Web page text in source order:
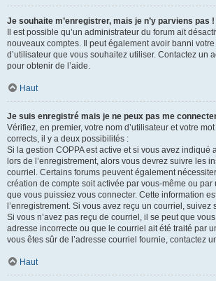
Je souhaite m’enregistrer, mais je n’y parviens pas !
Il est possible qu’un administrateur du forum ait
nouveaux comptes. Il peut également avoir banni
d’utilisateur que vous souhaitez utiliser. Contactez un
pour obtenir de l’aide.
Haut
Je suis enregistré mais je ne peux pas me
Vérifiez, en premier, votre nom d’utilisateur et votre
corrects, il y a deux possibilités :
Si la gestion COPPA est active et si vous avez indiqué
lors de l’enregistrement, alors vous devrez suivre les
courriel. Certains forums peuvent également
création de compte soit activée par vous-même ou
que vous puissiez vous connecter. Cette information
l’enregistrement. Si vous avez reçu un courriel, suivez
Si vous n’avez pas reçu de courriel, il se peut que
adresse incorrecte ou que le courriel ait été traité par
vous êtes sûr de l’adresse courriel fournie, contactez
Haut